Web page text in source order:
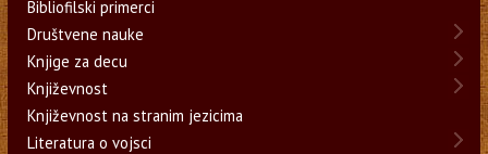
Bibliofilski primerci
Društvene nauke
Knjige za decu
Književnost
Književnost na stranim jezicima
Literatura o vojsci